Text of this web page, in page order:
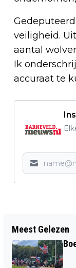
veiligheid.
aantal
Ik
accuraat te
Meest Gelezen